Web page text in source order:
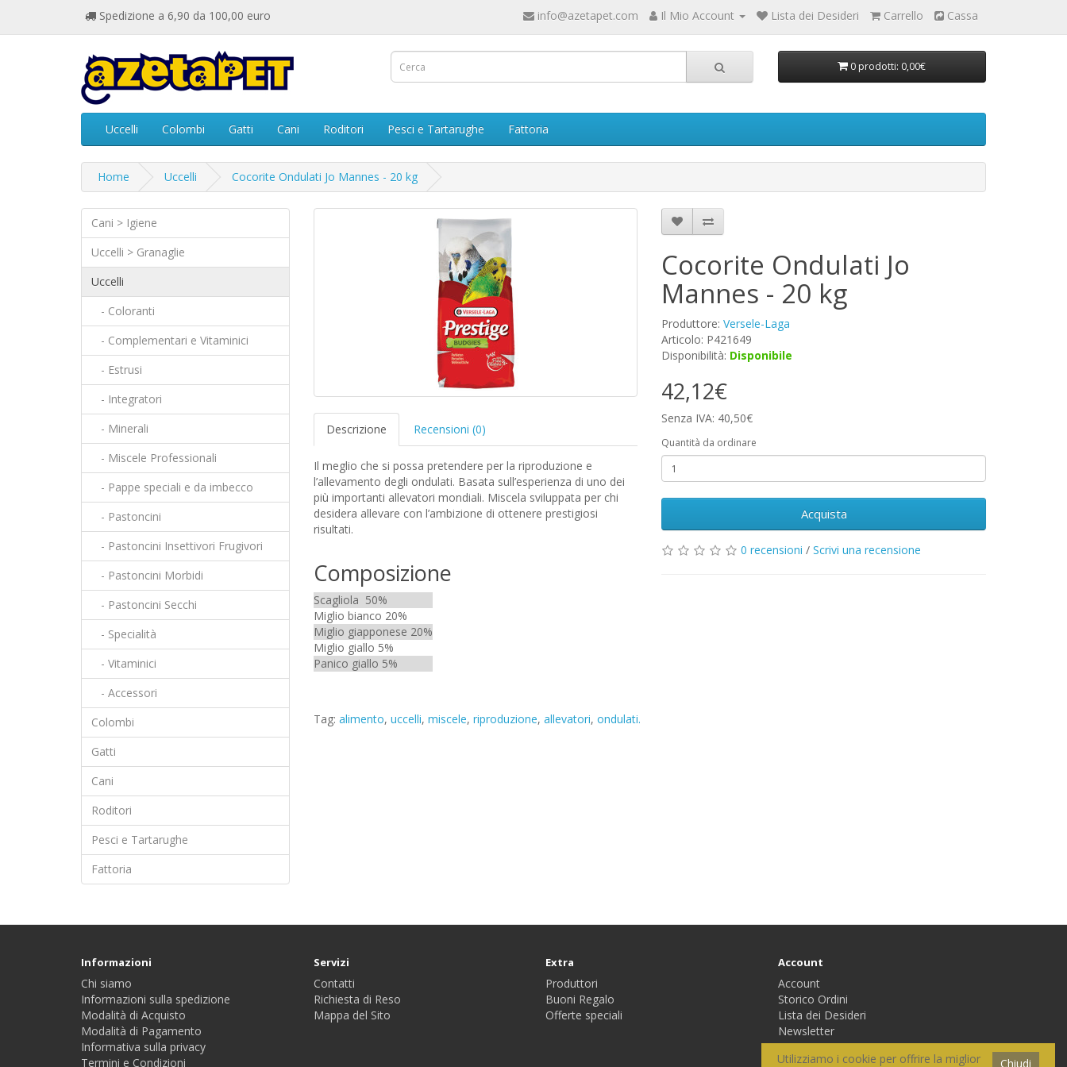
Spedizione a 6,90 da 100,00 euro info@azetapet.com Il Mio Account Lista dei Desideri Carrello Cassa
0 prodotti: 0,00€
Uccelli Colombi Gatti Cani Roditori Pesci e Tartarughe Fattoria
Home Uccelli Cocorite Ondulati Jo Mannes - 20 kg
Cani > Igiene
Uccelli > Granaglie
Uccelli
- Coloranti
- Complementari e Vitaminici
- Estrusi
- Integratori
- Minerali
- Miscele Professionali
- Pappe speciali e da imbecco
- Pastoncini
- Pastoncini Insettivori Frugivori
- Pastoncini Morbidi
- Pastoncini Secchi
- Specialità
- Vitaminici
- Accessori
Colombi
Gatti
Cani
Roditori
Pesci e Tartarughe
Fattoria
Descrizione Recensioni (0)
Il meglio che si possa pretendere per la riproduzione e
l’allevamento degli ondulati. Basata sull’esperienza di uno dei
più importanti allevatori mondiali. Miscela sviluppata per chi
desidera allevare con l’ambizione di ottenere prestigiosi
risultati.
Composizione
Scagliola 50%
Miglio bianco 20%
Miglio giapponese 20%
Miglio giallo 5%
Panico giallo 5%
Cocorite Ondulati Jo
Mannes - 20 kg
Produttore:Versele-Laga
Articolo: P421649
Disponibilità: Disponibile
42,12€
Senza IVA: 40,50€
Quantità da ordinare
Acquista
0 recensioni /Scrivi una recensione
Tag: alimento, uccelli, miscele, riproduzione, allevatori, ondulati.
Informazioni
Chi siamo
Informazioni sulla spedizione
Modalità di Acquisto
Modalità di Pagamento
Informativa sulla privacy
Termini e Condizioni
Servizi
Contatti
Richiesta di Reso
Mappa del Sito
Extra
Produttori
Buoni Regalo
Offerte speciali
Account
Account
Storico Ordini
Lista dei Desideri
Newsletter
Chiudi
Utilizziamo i cookie per offrire la miglior